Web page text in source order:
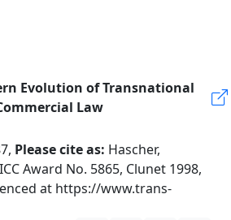
Evolution of Transnational
Law
Please cite as: Hascher,
Award No. 5865, Clunet 1998,
at https://www.trans-